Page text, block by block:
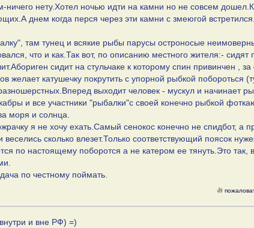
нету.Хотел ночью идти на камни но не совсем
днем когда перся через эти камни с змеюгой
там тунец и всякие рыбы парусы остроносые
что и как.Так вот, по описанию местного жителя:- сидят
сидит на стульчаке к которому спин привинчен , за
желает катушечку покрутить с упорной рыбкой побороться
выходит человек - мускул и начинает
и все участники "рыбалки"с своей конечно рыбкой
моря и солнца.
я не хочу ехать.Самый сенокос конечно не спидбот, а
сколько влезет.Только соответствующий поясок
по настоящему поборотся а не катером ее тянуть.Это так,
по честному поймать.
и вне РФ) =)